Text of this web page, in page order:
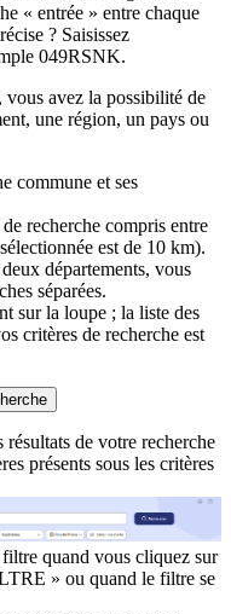
« entrée » entre chaque
? Saisissez
049RSNK.
avez la possibilité de
une région, un pays ou
commune et ses
recherche compris entre
est de 10 km).
départements, vous
séparées.
sur la loupe ; la liste des
critères de recherche est
de votre recherche
présents sous les critères
quand vous cliquez sur
» ou quand le filtre se